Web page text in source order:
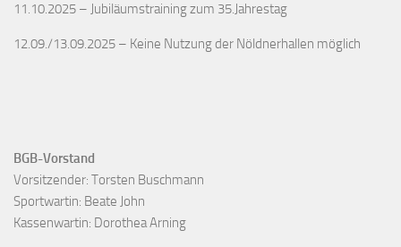
11.10.2025 – Jubiläumstraining zum 35.Jahrestag
12.09./13.09.2025 – Keine Nutzung der Nöldnerhallen möglich
BGB-Vorstand
Vorsitzender: Torsten Buschmann
Sportwartin: Beate John
Kassenwartin: Dorothea Arning